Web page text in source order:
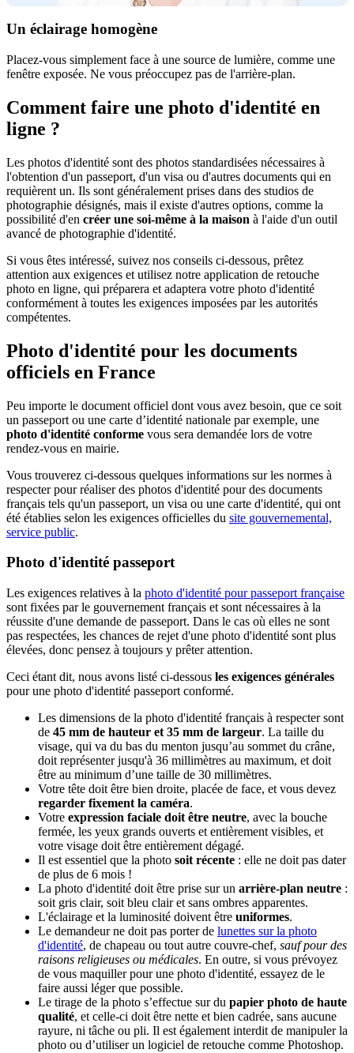
Un éclairage homogène
Placez-vous simplement face à une source de lumière, comme une
fenêtre exposée. Ne vous préoccupez pas de l'arrière-plan.
Comment faire une photo d'identité en
ligne ?
Les photos d'identité sont des photos standardisées nécessaires à
l'obtention d'un passeport, d'un visa ou d'autres documents qui en
requièrent un. Ils sont généralement prises dans des studios de
photographie désignés, mais il existe d'autres options, comme la
possibilité d'en créer une soi-même à la maison à l'aide d'un outil
avancé de photographie d'identité.
Si vous êtes intéressé, suivez nos conseils ci-dessous, prêtez
attention aux exigences et utilisez notre application de retouche
photo en ligne, qui préparera et adaptera votre photo d'identité
conformément à toutes les exigences imposées par les autorités
compétentes.
Photo d'identité pour les documents
officiels en France
Peu importe le document officiel dont vous avez besoin, que ce soit
un passeport ou une carte d’identité nationale par exemple, une
photo d'identité conforme vous sera demandée lors de votre
rendez-vous en mairie.
Vous trouverez ci-dessous quelques informations sur les normes à
respecter pour réaliser des photos d'identité pour des documents
français tels qu'un passeport, un visa ou une carte d'identité, qui ont
été établies selon les exigences officielles du site gouvernemental,
service public.
Photo d'identité passeport
Les exigences relatives à la photo d'identité pour passeport française
sont fixées par le gouvernement français et sont nécessaires à la
réussite d'une demande de passeport. Dans le cas où elles ne sont
pas respectées, les chances de rejet d'une photo d'identité sont plus
élevées, donc pensez à toujours y prêter attention.
Ceci étant dit, nous avons listé ci-dessous les exigences générales
pour une photo d'identité passeport conformé.
Les dimensions de la photo d'identité français à respecter sont
de 45 mm de hauteur et 35 mm de largeur. La taille du
visage, qui va du bas du menton jusqu’au sommet du crâne,
doit représenter jusqu'à 36 millimètres au maximum, et doit
être au minimum d’une taille de 30 millimètres.
Votre tête doit être bien droite, placée de face, et vous devez
regarder fixement la caméra.
Votre expression faciale doit être neutre, avec la bouche
fermée, les yeux grands ouverts et entièrement visibles, et
votre visage doit être entièrement dégagé.
Il est essentiel que la photo soit récente : elle ne doit pas dater
de plus de 6 mois !
La photo d'identité doit être prise sur un arrière-plan neutre :
soit gris clair, soit bleu clair et sans ombres apparentes.
L'éclairage et la luminosité doivent être uniformes.
Le demandeur ne doit pas porter de lunettes sur la photo
d'identité, de chapeau ou tout autre couvre-chef, sauf pour des
raisons religieuses ou médicales. En outre, si vous prévoyez
de vous maquiller pour une photo d'identité, essayez de le
faire aussi léger que possible.
Le tirage de la photo s’effectue sur du papier photo de haute
qualité, et celle-ci doit être nette et bien cadrée, sans aucune
rayure, ni tâche ou pli. Il est également interdit de manipuler la
photo ou d’utiliser un logiciel de retouche comme Photoshop.